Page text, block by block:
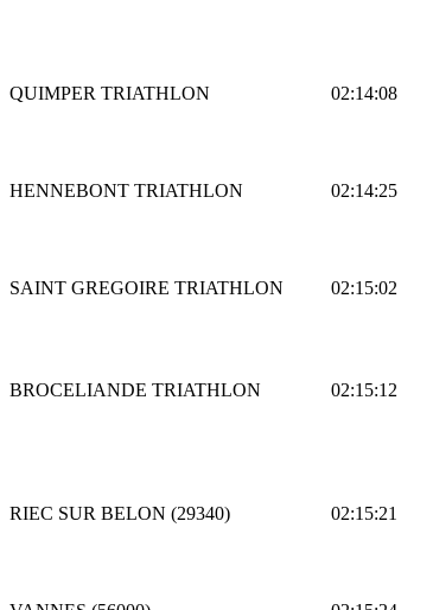
QUIMPER TRIATHLON 02:14:08
HENNEBONT TRIATHLON 02:14:25
SAINT GREGOIRE TRIATHLON 02:15:02
BROCELIANDE TRIATHLON 02:15:12
RIEC SUR BELON (29340) 02:15:21